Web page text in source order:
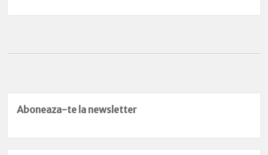
Aboneaza-te la newsletter